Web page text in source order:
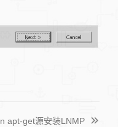
apt-get源安装LNMP